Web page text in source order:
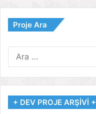
Proje Ara
+ DEV PROJE ARŞİVİ +